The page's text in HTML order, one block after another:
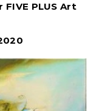
PLUS Art